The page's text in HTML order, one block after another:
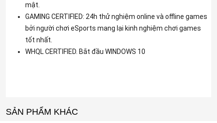
mật.
GAMING CERTIFIED: 24h thử nghiệm online và offline games
bởi người chơi eSports mang lại kinh nghiệm chơi games
tốt nhất.
WHQL CERTIFIED. Bắt đầu WINDOWS 10
SẢN PHẨM KHÁC